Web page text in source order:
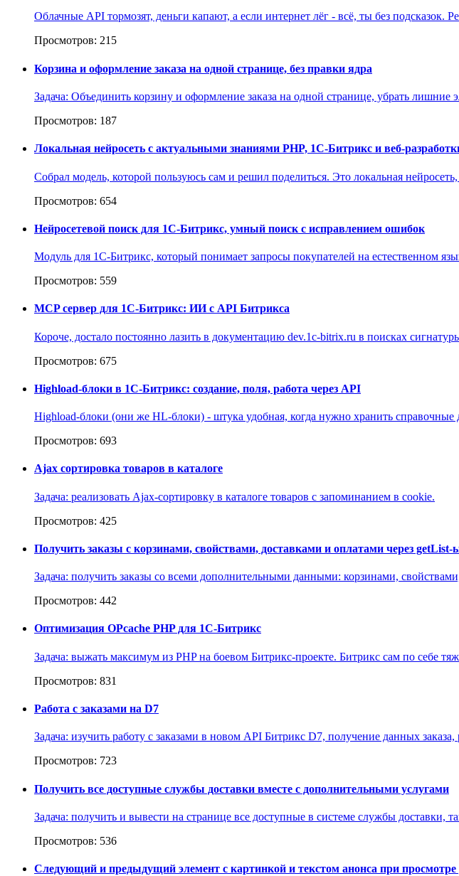
Облачные API тормозят, деньги капают, а если интернет лёг - всё, ты без
Просмотров: 215
Корзина и оформление заказа на одной странице, без правки ядра
Задача: Объединить корзину и оформление заказа на одной странице, убрать
Просмотров: 187
Локальная нейросеть c актуальными знаниями PHP, 1C-Битрикс и веб-
Собрал модель, которой пользуюсь сам и решил поделиться. Это локальная
Просмотров: 654
Нейросетевой поиск для 1С-Битрикс, умный поиск с исправлением ошибок
Модуль для 1С-Битрикс, который понимает запросы покупателей на естественном
Просмотров: 559
MCP сервер для 1С-Битрикс: ИИ с API Битрикса
Короче, достало постоянно лазить в документацию dev.1c-bitrix.ru в поисках
Просмотров: 675
Highload-блоки в 1С-Битрикс: создание, поля, работа через API
Highload-блоки (они же HL-блоки) - штука удобная, когда нужно хранить
Просмотров: 693
Ajax сортировка товаров в каталоге
Задача: реализовать Ajax-сортировку в каталоге товаров с запоминанием в cookie.
Просмотров: 425
Получить заказы с корзинами, свойствами, доставками и оплатами через getList-
Задача: получить заказы со всеми дополнительными данными: корзинами,
Просмотров: 442
Оптимизация OPcache PHP для 1С-Битрикс
Задача: выжать максимум из PHP на боевом Битрикс-проекте. Битрикс сам по себе
Просмотров: 831
Работа с заказами на D7
Задача: изучить работу с заказами в новом API Битрикс D7, получение данных
Просмотров: 723
Получить все доступные службы доставки вместе с дополнительными услугами
Задача: получить и вывести на странице все доступные в системе службы доставки,
Просмотров: 536
Следующий и предыдущий элемент с картинкой и текстом анонса при просмотре